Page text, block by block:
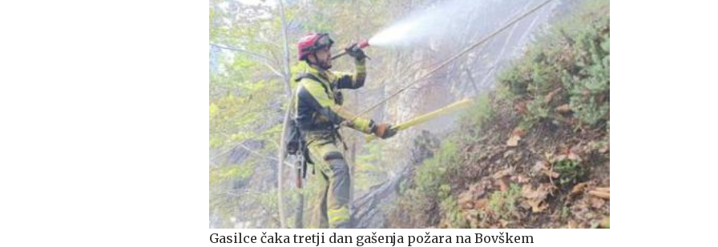
Gasilce čaka tretji dan gašenja požara na Bovškem